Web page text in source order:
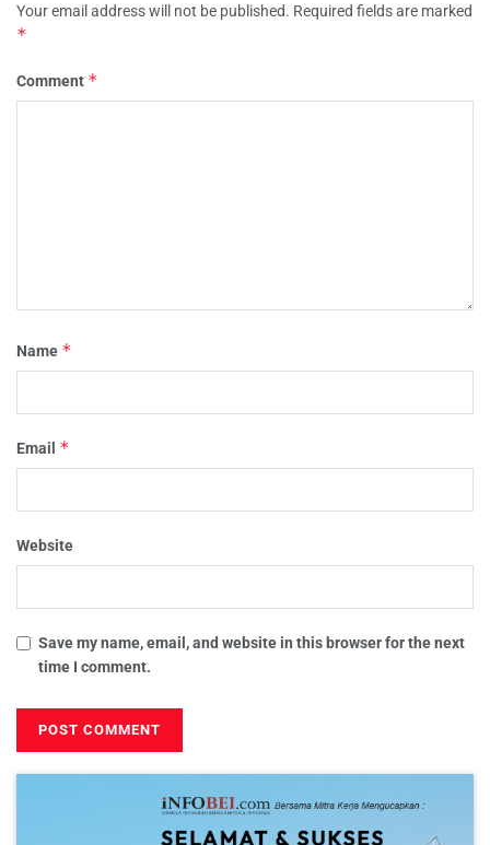
Your email address will not be published. Required fields are marked
*
Comment *
Name *
Email *
Website
Save my name, email, and website in this browser for the next
time I comment.